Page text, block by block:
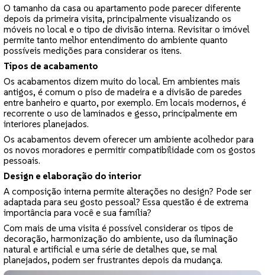
O tamanho da casa ou apartamento pode parecer diferente
depois da primeira visita, principalmente visualizando os
móveis no local e o tipo de divisão interna. Revisitar o imóvel
permite tanto melhor entendimento do ambiente quanto
possíveis medições para considerar os itens.
Tipos de acabamento
Os acabamentos dizem muito do local. Em ambientes mais
antigos, é comum o piso de madeira e a divisão de paredes
entre banheiro e quarto, por exemplo. Em locais modernos, é
recorrente o uso de laminados e gesso, principalmente em
interiores planejados.
Os acabamentos devem oferecer um ambiente acolhedor para
os novos moradores e permitir compatibilidade com os gostos
pessoais.
Design e elaboração do interior
A composição interna permite alterações no design? Pode ser
adaptada para seu gosto pessoal? Essa questão é de extrema
importância para você e sua família?
Com mais de uma visita é possível considerar os tipos de
decoração, harmonização do ambiente, uso da iluminação
natural e artificial e uma série de detalhes que, se mal
planejados, podem ser frustrantes depois da mudança.